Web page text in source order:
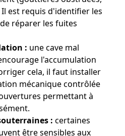
est requis d'identifier les
réparer les fuites
: une cave mal
l'accumulation
cela, il faut installer
mécanique contrôlée
permettant à
: certaines
être sensibles aux